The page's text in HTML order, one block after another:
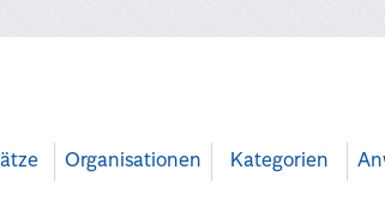
Organisationen Kategorien